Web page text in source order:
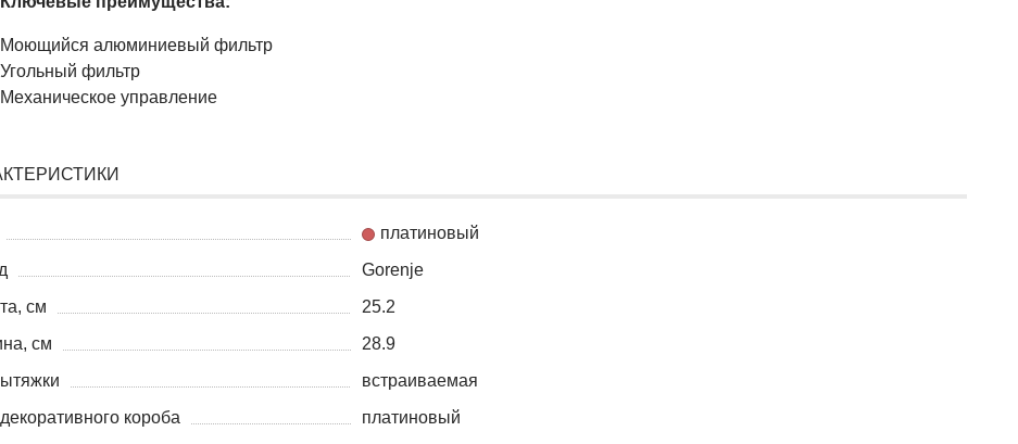
Моющийся алюминиевый фильтр
Угольный фильтр
Механическое управление
платиновый
Gorenje
см
25.2
см
28.9
встраиваемая
короба
платиновый